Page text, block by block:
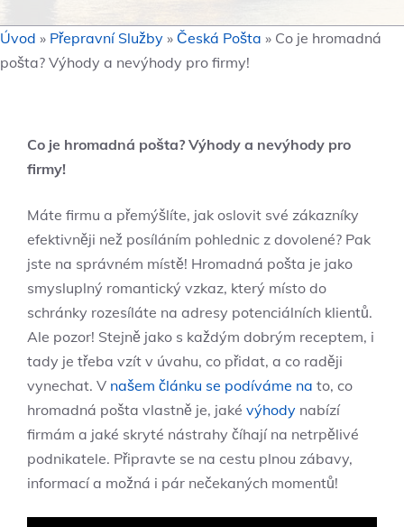
Úvod » Přepravní Služby » Česká Pošta » Co je hromadná
pošta? Výhody a nevýhody pro firmy!
Co je hromadná pošta? Výhody a nevýhody pro
firmy!
Máte firmu a přemýšlíte, jak oslovit své zákazníky
efektivněji než posíláním pohlednic z dovolené? Pak
jste na správném místě! Hromadná pošta je jako
smysluplný romantický vzkaz, který místo do
schránky rozesíláte na adresy potenciálních klientů.
Ale pozor! Stejně jako s každým dobrým receptem, i
tady je třeba vzít v úvahu, co přidat, a co raději
vynechat. V našem článku se podíváme na to, co
hromadná pošta vlastně je, jaké výhody nabízí
firmám a jaké skryté nástrahy číhají na netrpělivé
podnikatele. Připravte se na cestu plnou zábavy,
informací a možná i pár nečekaných momentů!